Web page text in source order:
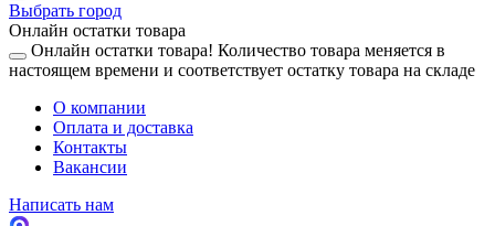
Выбрать город
Онлайн остатки товара
Онлайн остатки товара! Количество товара меняется в
настоящем времени и соответствует остатку товара на складе
О компании
Оплата и доставка
Контакты
Вакансии
Написать нам